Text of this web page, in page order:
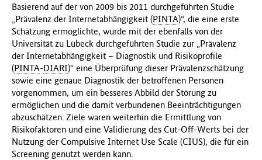
d
h
e
i
t
(
B
M
G
)
Basierend auf der von 2009 bis 2011 durchgeführten Studie
„Prävalenz der Internetabhängigkeit (PINTA)“, die eine erste
Schätzung ermöglichte, wurde mit der ebenfalls von der
Universität zu Lübeck durchgeführten Studie zur „Prävalenz
der Internetabhängigkeit – Diagnostik und Risikoprofile
(PINTA-DIARI)“ eine Überprüfung dieser Prävalenzschätzung
sowie eine genaue Diagnostik der betroffenen Personen
vorgenommen, um ein besseres Abbild der Störung zu
ermöglichen und die damit verbundenen Beeinträchtigungen
abzuschätzen. Ziele waren weiterhin die Ermittlung von
Risikofaktoren und eine Validierung des Cut-Off-Werts bei der
Nutzung der Compulsive Internet Use Scale (CIUS), die für ein
Screening genutzt werden kann.